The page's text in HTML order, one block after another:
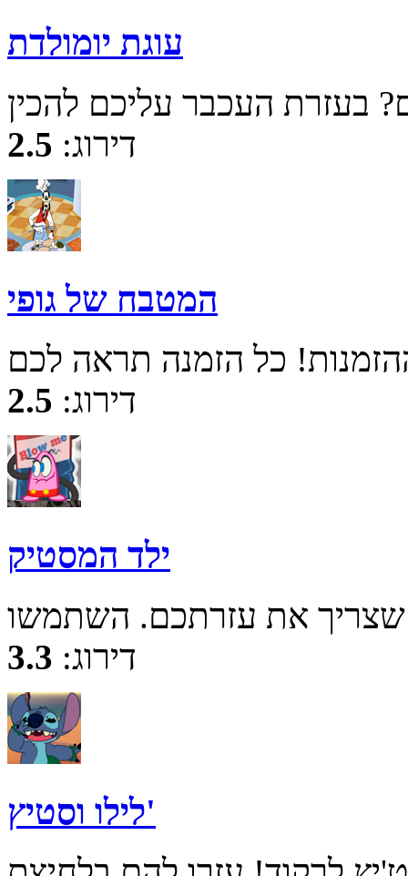
עוגת יומולדת
דירוג: 2.5
המטבח של גופי
דירוג: 2.5
ילד המסטיק
דירוג: 3.3
לילו וסטיץ'